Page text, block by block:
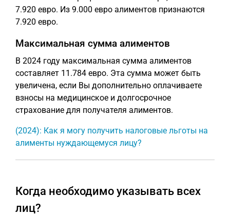
7.920 евро. Из 9.000 евро алиментов признаются
7.920 евро.
Максимальная сумма алиментов
В 2024 году максимальная сумма алиментов
составляет 11.784 евро. Эта сумма может быть
увеличена, если Вы дополнительно оплачиваете
взносы на медицинское и долгосрочное
страхование для получателя алиментов.
(2024): Как я могу получить налоговые льготы на
алименты нуждающемуся лицу?
Когда необходимо указывать всех
лиц?